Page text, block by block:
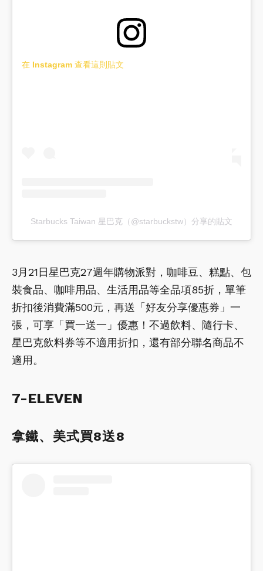
在 Instagram 查看這則貼文
Starbucks Taiwan 星巴克（@starbuckstw）分享的貼文
3月21日星巴克27週年購物派對，咖啡豆、糕點、包
裝食品、咖啡用品、生活用品等全品項85折，單筆
折扣後消費滿500元，再送「好友分享優惠券」一
張，可享「買一送一」優惠！不過飲料、隨行卡、
星巴克飲料券等不適用折扣，還有部分聯名商品不
適用。
7-ELEVEN
拿鐵、美式買8送8